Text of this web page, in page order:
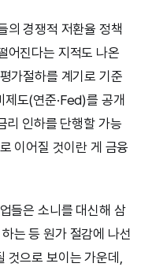
의 경쟁적 저환율 정책
어진다는 지적도 나온
가절하를 계기로 기준
도(연준·Fed)를 공개
리 인하를 단행할 가능
이어질 것이란 게 금융
들은 소니를 대신해 삼
는 등 원가 절감에 나선
것으로 보이는 가운데,